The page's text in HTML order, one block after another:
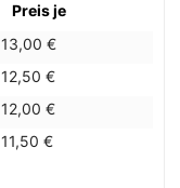
Preis je
13,00 €
12,50 €
12,00 €
11,50 €